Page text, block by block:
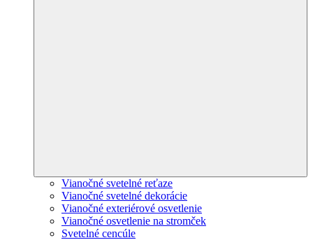
Vianočné svetelné reťaze
Vianočné svetelné dekorácie
Vianočné exteriérové osvetlenie
Vianočné osvetlenie na stromček
Svetelné cencúle